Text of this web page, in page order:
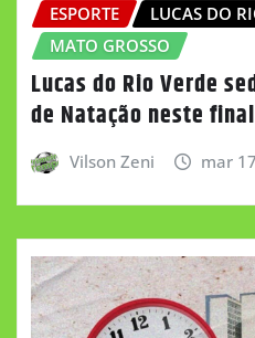
ESPORTE
LUCAS DO
MATO GROSSO
Lucas do Rio Verde
de Natação neste
Vilson Zeni mar